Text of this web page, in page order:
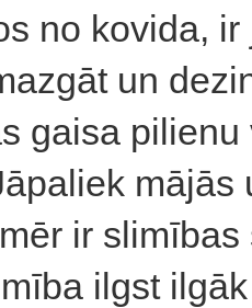
no kovida,
un
gaisa
ir
ilgst